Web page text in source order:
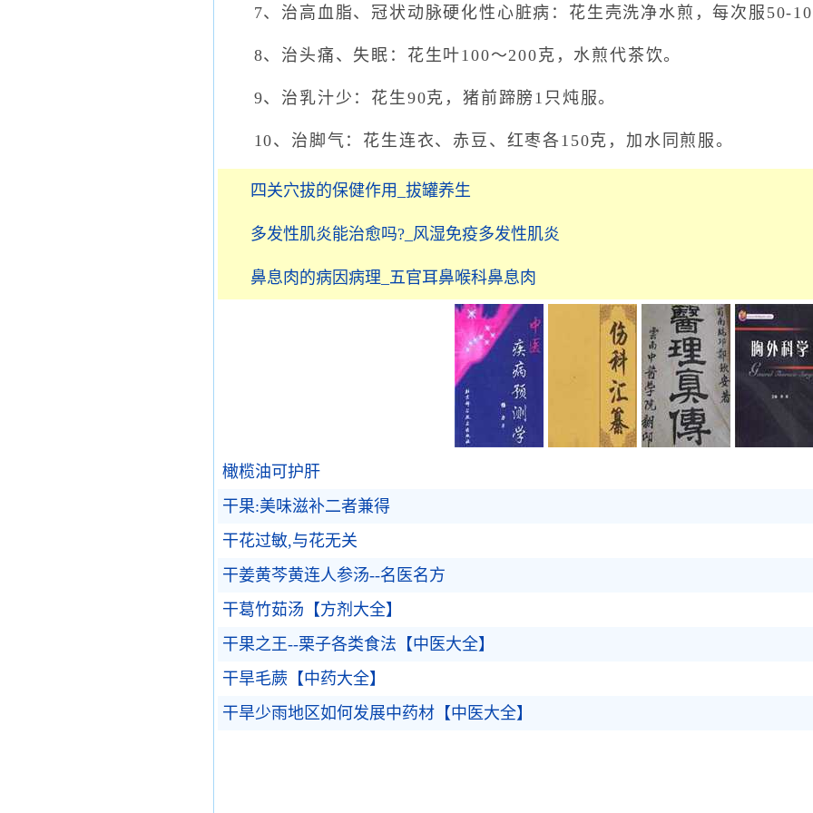
7、治高血脂、冠状动脉硬化性心脏病：花生壳洗净水煎，每次服50-
8、治头痛、失眠：花生叶100～200克，水煎代茶饮。
9、治乳汁少：花生90克，猪前蹄膀1只炖服。
10、治脚气：花生连衣、赤豆、红枣各150克，加水同煎服。
四关穴拔的保健作用_拔罐养生
多发性肌炎能治愈吗?_风湿免疫多发性肌炎
鼻息肉的病因病理_五官耳鼻喉科鼻息肉
橄榄油可护肝
干果:美味滋补二者兼得
干花过敏,与花无关
干姜黄芩黄连人参汤--名医名方
干葛竹茹汤【方剂大全】
干果之王--栗子各类食法【中医大全】
干旱毛蕨【中药大全】
干旱少雨地区如何发展中药材【中医大全】